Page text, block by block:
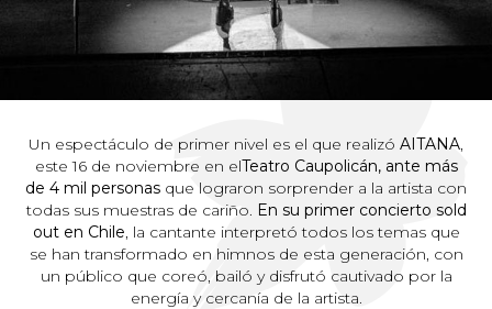
Un espectáculo de primer nivel es el que realizó AITANA
este 16 de noviembre en elTeatro Caupolicán, ante más
de 4 mil personas que lograron sorprender a la artista con
todas sus muestras de cariño. En su primer concierto sold
out en Chile , la cantante interpretó todos los temas que
se han transformado en himnos de esta generación, con
un público que coreó, bailó y disfrutó cautivado por la
energía y cercanía de la artista.